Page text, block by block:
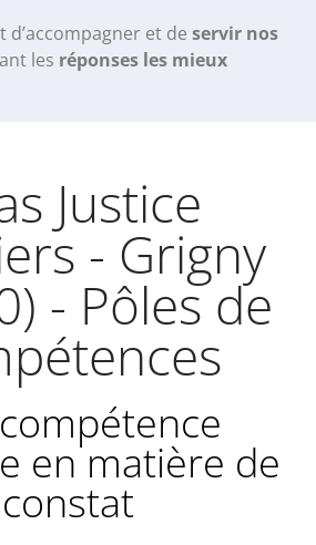
d’accompagner et de servir nos
les réponses les mieux
Justice
- Grigny
- Pôles de
en matière de
constat